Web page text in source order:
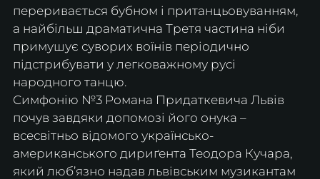
переривається бубном і пританцьовуванням,
а найбільш драматична Третя частина ніби
примушує суворих воїнів періодично
підстрибувати у легковажному русі
народного танцю.
Симфонію №3 Романа Придаткевича Львів
почув завдяки допомозі його онука –
всесвітньо відомого українсько-
американського дириґента Теодора Кучара,
який люб’язно надав львівським музикантам